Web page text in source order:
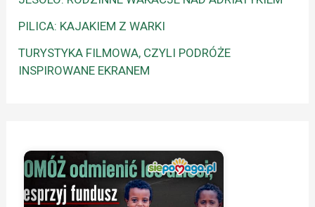
PILICA: KAJAKIEM Z WARKI
TURYSTYKA FILMOWA, CZYLI PODRÓŻE
INSPIROWANE EKRANEM